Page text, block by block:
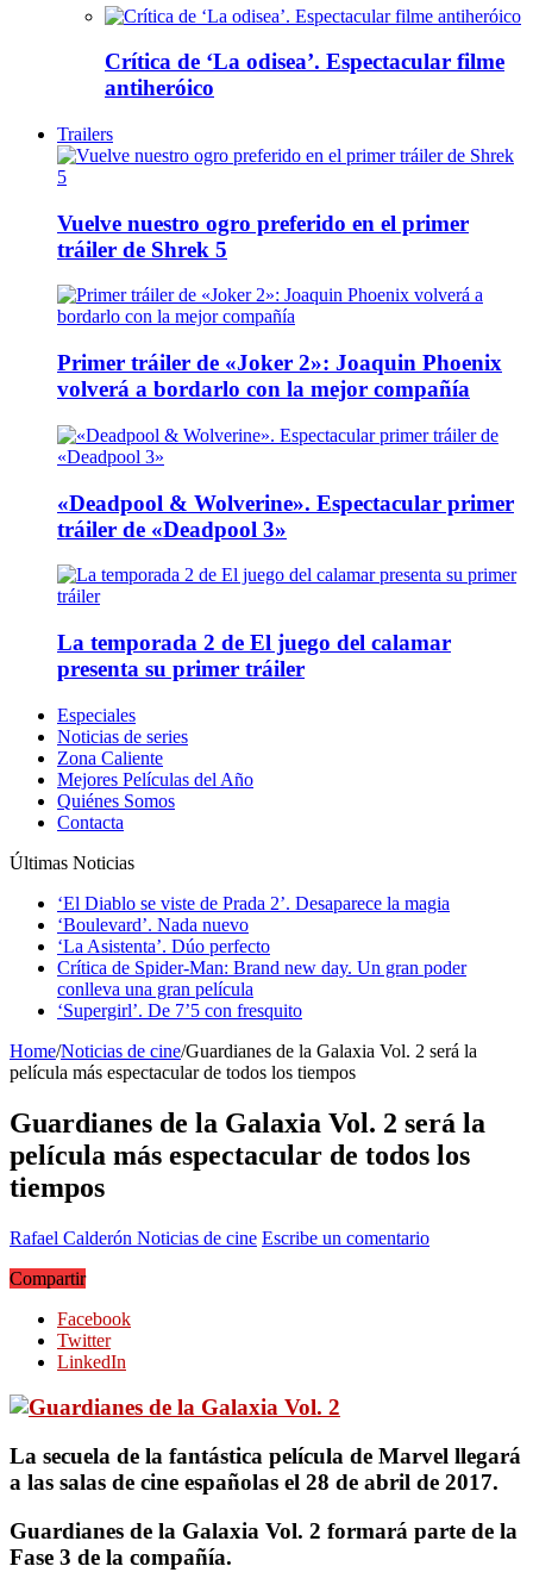
Crítica de ‘La odisea’. Espectacular filme
antiheróico
Trailers
Vuelve nuestro ogro preferido en el primer
tráiler de Shrek 5
Primer tráiler de «Joker 2»: Joaquin Phoenix
volverá a bordarlo con la mejor compañía
«Deadpool & Wolverine». Espectacular primer
tráiler de «Deadpool 3»
La temporada 2 de El juego del calamar
presenta su primer tráiler
Especiales
Noticias de series
Zona Caliente
Mejores Películas del Año
Quiénes Somos
Contacta
Últimas Noticias
‘El Diablo se viste de Prada 2’. Desaparece la magia
‘Boulevard’. Nada nuevo
‘La Asistenta’. Dúo perfecto
Crítica de Spider-Man: Brand new day. Un gran poder
conlleva una gran película
‘Supergirl’. De 7’5 con fresquito
Home/Noticias de cine/Guardianes de la Galaxia Vol. 2 será la
película más espectacular de todos los tiempos
Guardianes de la Galaxia Vol. 2 será la
película más espectacular de todos los
tiempos
Rafael Calderón Noticias de cine Escribe un comentario
Compartir
Facebook
Twitter
LinkedIn
La secuela de la fantástica película de Marvel llegará
a las salas de cine españolas el 28 de abril de 2017.
Guardianes de la Galaxia Vol. 2 formará parte de la
Fase 3 de la compañía.